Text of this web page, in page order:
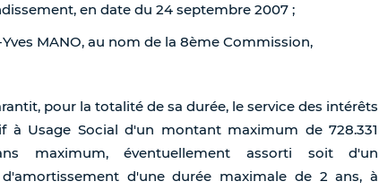
en date du 24 septembre 2007 ;
MANO, au nom de la 8ème Commission,
pour la totalité de sa durée, le service des intérêts
Usage Social d'un montant maximum de 728.331
maximum, éventuellement assorti soit d'un
d'une durée maximale de 2 ans, à